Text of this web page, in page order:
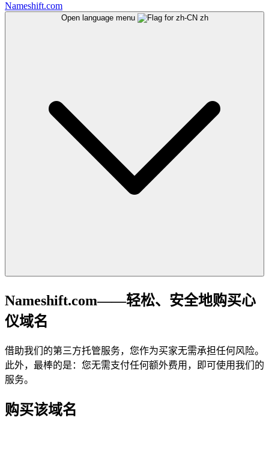
Nameshift.com
Open language menu zh
Nameshift.com——轻松、安全地购买心
仪域名
借助我们的第三方托管服务，您作为买家无需承担任何风险。
此外，最棒的是：您无需支付任何额外费用，即可使用我们的
服务。
购买该域名